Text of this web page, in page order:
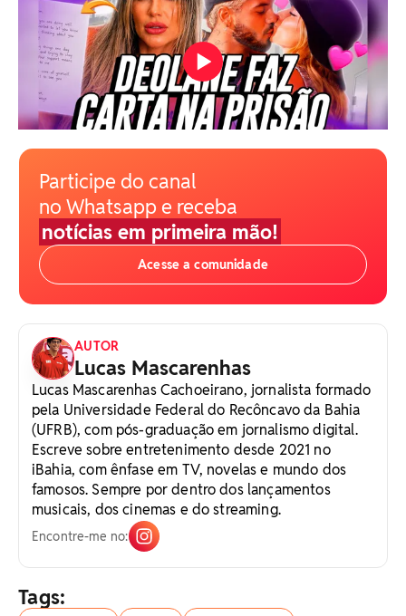
Participe do canal
no Whatsapp e receba
notícias em primeira mão!
Acesse a comunidade
AUTOR
Lucas Mascarenhas
Lucas Mascarenhas Cachoeirano, jornalista formado
pela Universidade Federal do Recôncavo da Bahia
(UFRB), com pós-graduação em jornalismo digital.
Escreve sobre entretenimento desde 2021 no
iBahia, com ênfase em TV, novelas e mundo dos
famosos. Sempre por dentro dos lançamentos
musicais, dos cinemas e do streaming.
Encontre-me no:
Tags: